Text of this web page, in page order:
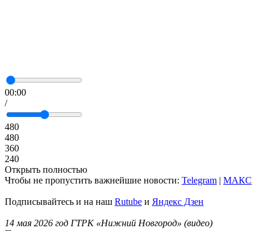
00:00
/
480
480
360
240
Открыть полностью
Чтобы не пропустить важнейшие новости: Telegram | MAКС
Подписывайтесь и на наш Rutube и Яндекс Дзен
14 мая 2026 год ГТРК «Нижний Новгород» (видео)